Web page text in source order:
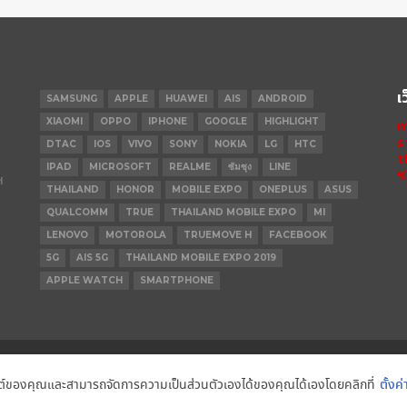
SAMSUNG APPLE HUAWEI AIS
ANDROID
XIAOMI
OPPO IPHONE GOOGLE
HIGHLIGHT
DTAC
IOS VIVO SONY NOKIA LG
HTC
IPAD
MICROSOFT REALME ซัมซุง
LINE
THAILAND
HONOR MOBILE EXPO ONEPLUS
ASUS
QUALCOMM
TRUE THAILAND MOBILE EXPO
MI
LENOVO
MOTOROLA TRUEMOVE H
FACEBOOK
5G
AIS 5G
THAILAND MOBILE EXPO 2019
APPLE WATCH
SMARTPHONE
MOTOROLA
REALME REDMI
องคุณและสามารถจัดการความเป็นส่วนตัวเองได้ของคุณได้เองโดยคลิกที่ ตั้งค่